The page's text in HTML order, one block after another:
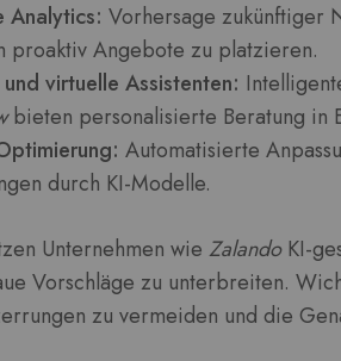
Analytics: Vorhersage zukünftiger
proaktiv Angebote zu platzieren.
virtuelle Assistenten:
bieten personalisierte Beratung in
Automatisierte
durch KI-Modelle.
Unternehmen wie ZalandoKI-
Vorschläge zu unterbreiten.
zu vermeiden und die